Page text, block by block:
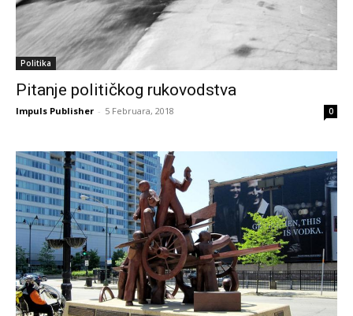
Politika
Pitanje političkog rukovodstva
Impuls Publisher - 5 Februara, 2018 0